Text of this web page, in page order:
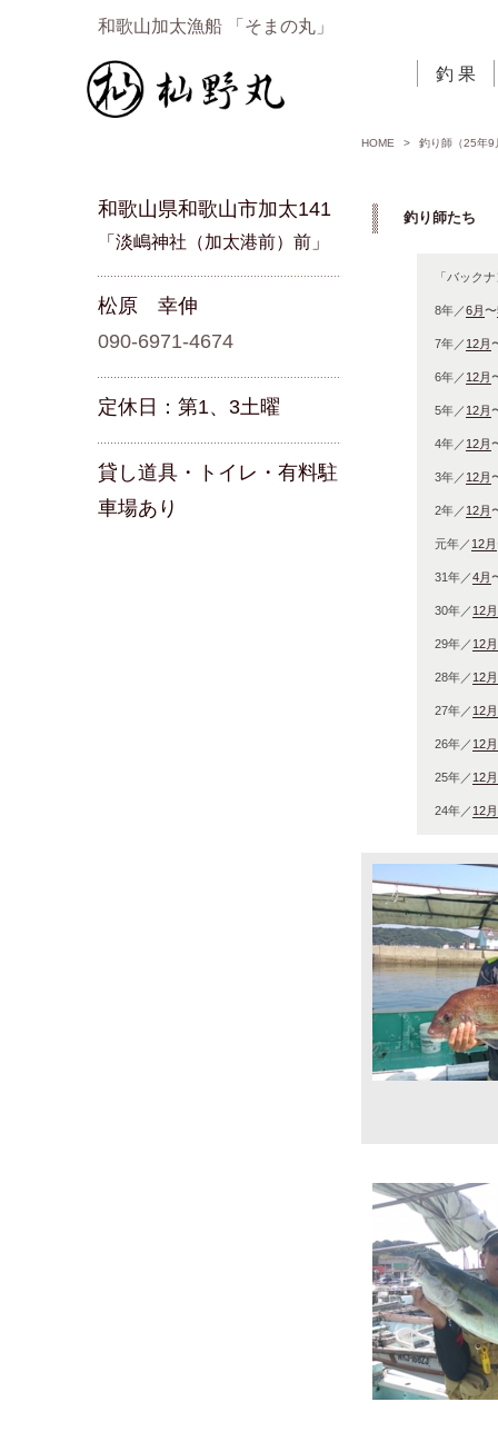
和歌山加太漁船 「そまの丸」
釣 果
HOME > 釣り師（25年9
釣り師たち
「バック
8年／6月 〜
7年／ 12月
6年／ 12月
5年／ 12月
4年／ 12月
3年／ 12月
2年／ 12月
元年／ 12月
31年／4月
30年／ 12月
29年／ 12月
28年／ 12月
27年／ 12月
26年／ 12月
25年／ 12月
24年／ 12月
和歌山県和歌山市加太141
「淡嶋神社（加太港前）前」
松原 幸伸
090-6971-4674
定休日：第1、3土曜
貸し道具・トイレ・有料駐
車場あり